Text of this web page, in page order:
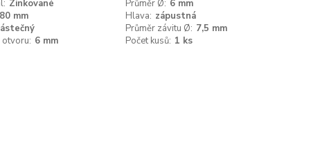
Zinkované Průměr Ø: 6 mm
80 mm Hlava: zápustná
Průměr závitu Ø: 7,5 mm
otvoru: 6 mm Počet kusů: 1 ks